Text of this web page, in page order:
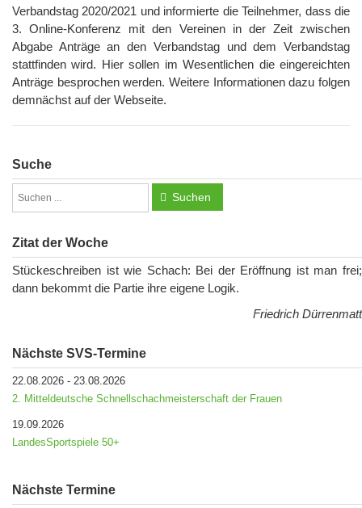
Verbandstag 2020/2021 und informierte die Teilnehmer, dass die
3. Online-Konferenz mit den Vereinen in der Zeit zwischen
Abgabe Anträge an den Verbandstag und dem Verbandstag
stattfinden wird. Hier sollen im Wesentlichen die eingereichten
Anträge besprochen werden. Weitere Informationen dazu folgen
demnächst auf der Webseite.
Suche
Suchen
Zitat der Woche
Stückeschreiben ist wie Schach: Bei der Eröffnung ist man frei;
dann bekommt die Partie ihre eigene Logik.
Friedrich Dürrenmatt
Nächste SVS-Termine
22.08.2026 - 23.08.2026
2. Mitteldeutsche Schnellschachmeisterschaft der Frauen
19.09.2026
LandesSportspiele 50+
Nächste Termine